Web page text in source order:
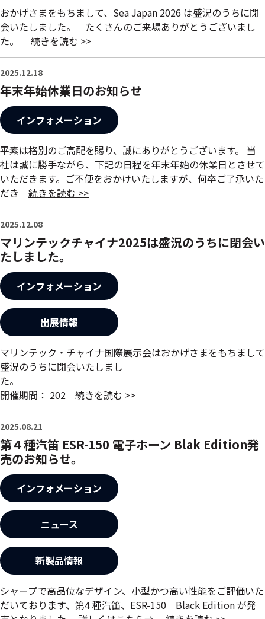
おかげさまをもちまして、Sea Japan 2026 は盛況のうちに閉
会いたしました。 たくさんのご来場ありがとうございまし
た。 続きを読む >>
2025.12.18
年末年始休業日のお知らせ
インフォメーション
平素は格別のご高配を賜り、誠にありがとうございます。 当
社は誠に勝手ながら、下記の日程を年末年始の休業日とさせて
いただきます。ご不便をおかけいたしますが、何卒ご了承いた
だき 続きを読む >>
2025.12.08
マリンテックチャイナ2025は盛況のうちに閉会い
たしました。
インフォメーション
出展情報
マリンテック・チャイナ国際展示会はおかげさまをもちまして
盛況のうちに閉会いたしまし
た
開催期間： 202 続きを読む >>
2025.08.21
第４種汽笛 ESR-150 電子ホーン Blak Edition発
売のお知らせ。
インフォメーション
ニュース
新製品情報
シャープで高品位なデザイン、小型かつ高い性能をご評価いた
だいております、第4 種汽笛、ESR-150 Black Edition が発